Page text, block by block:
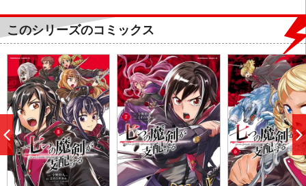
このシリーズのコミックス
前
へ